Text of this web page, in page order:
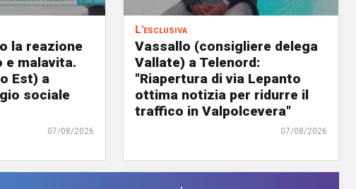
la reazione
e malavita.
Est) a
sociale
07/08/2026
L'esclusiva
Vassallo (consigliere delega
Vallate) a Telenord:
"Riapertura di via Lepanto
ottima notizia per ridurre il
traffico in Valpolcevera"
07/08/2026